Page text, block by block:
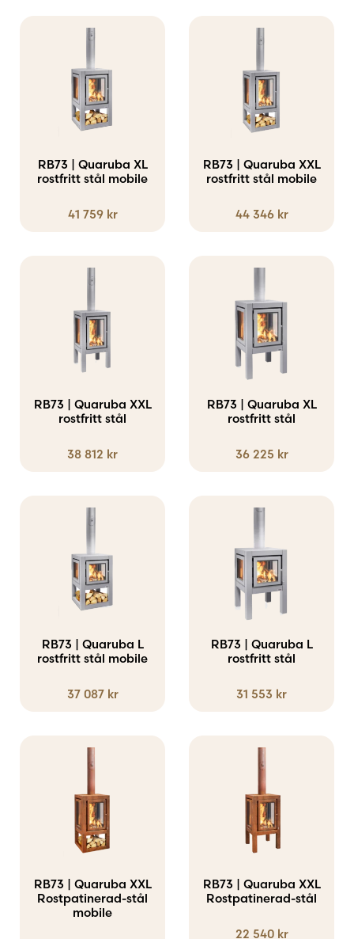
RB73 | Quaruba XL
rostfritt stål mobile
41 759 kr
RB73 | Quaruba XXL
rostfritt stål mobile
44 346 kr
RB73 | Quaruba XXL
rostfritt stål
38 812 kr
RB73 | Quaruba XL
rostfritt stål
36 225 kr
RB73 | Quaruba L
rostfritt stål mobile
37 087 kr
RB73 | Quaruba L
rostfritt stål
31 553 kr
RB73 | Quaruba XXL
Rostpatinerad-stål
mobile
RB73 | Quaruba XXL
Rostpatinerad-stål
22 540 kr